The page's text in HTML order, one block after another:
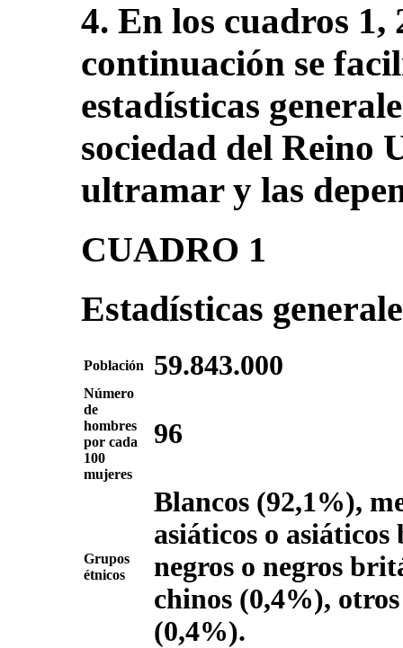
4. En los cuadros
continuación se
estadísticas
sociedad del Reino
ultramar y las
CUADRO 1
Estadísticas
Población 59.843.000
Número
de
hombres
por cada
100
mujeres
96
Grupos
étnicos
Blancos (92,1%),
asiáticos o
negros o negros
chinos (0,4%),
(0,4%).